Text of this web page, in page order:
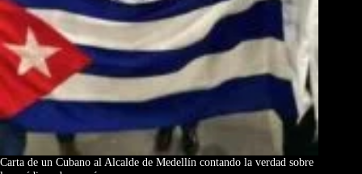
Carta de un Cubano al Alcalde de Medellín contando la verdad sobre